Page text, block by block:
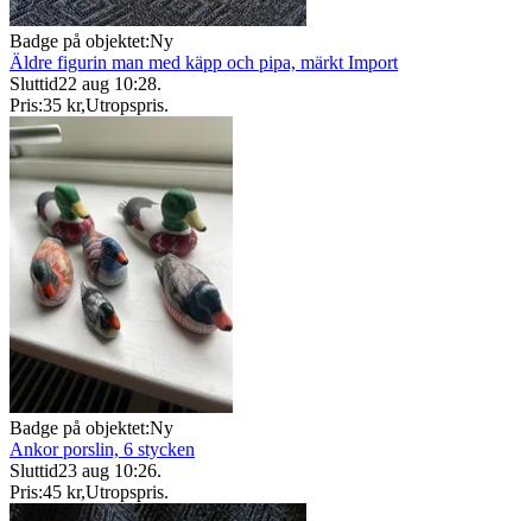
Badge på objektet:Ny
Äldre figurin man med käpp och pipa, märkt Import
Sluttid22 aug 10:28.
Pris:35 kr,Utropspris.
Badge på objektet:Ny
Ankor porslin, 6 stycken
Sluttid23 aug 10:26.
Pris:45 kr,Utropspris.